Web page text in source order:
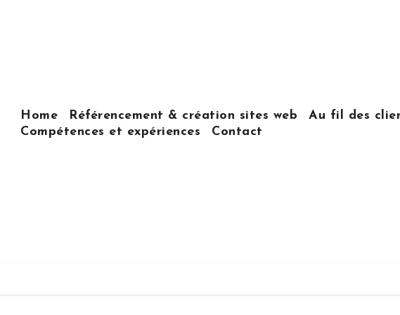
Home Référencement & création sites web
Au fil des
Compétences et expériences
Contact